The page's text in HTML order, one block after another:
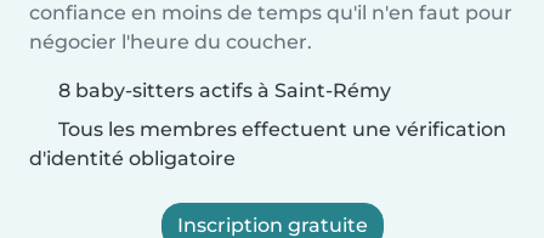
confiance en moins de temps qu'il n'en faut pour
négocier l'heure du coucher.
8 baby-sitters actifs à Saint-Rémy
Tous les membres effectuent une vérification
d'identité obligatoire
Inscription gratuite